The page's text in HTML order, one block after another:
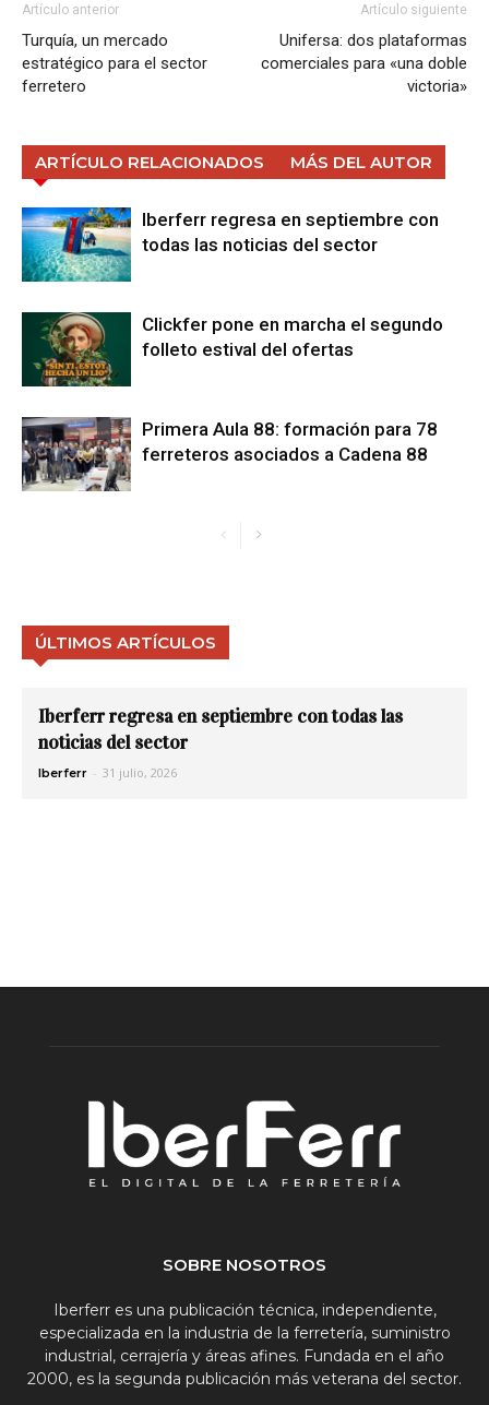
Artículo anterior
Turquía, un mercado
estratégico para el sector
ferretero
Artículo siguiente
Unifersa: dos plataformas
comerciales para «una doble
victoria»
ARTÍCULO RELACIONADOS MÁS DEL AUTOR
Iberferr regresa en septiembre con
todas las noticias del sector
Clickfer pone en marcha el segundo
folleto estival del ofertas
Primera Aula 88: formación para 78
ferreteros asociados a Cadena 88
ÚLTIMOS ARTÍCULOS
Iberferr regresa en septiembre con todas las
noticias del sector
Iberferr - 31 julio, 2026
SOBRE NOSOTROS
Iberferr es una publicación técnica, independiente,
especializada en la industria de la ferretería, suministro
industrial, cerrajería y áreas afines. Fundada en el año
2000, es la segunda publicación más veterana del sector.